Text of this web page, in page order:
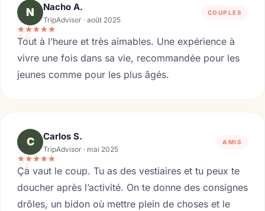
N Nacho A.
TripAdvisor · août 2025
COUPLES
“
Tout à l’heure et très aimables. Une expérience à
vivre une fois dans sa vie, recommandée pour les
jeunes comme pour les plus âgés.
C Carlos S.
TripAdvisor · mai 2025
AMIS
“
Ça vaut le coup. Tu as des vestiaires et tu peux te
doucher après l’activité. On te donne des consignes
drôles, un bidon où mettre plein de choses et le